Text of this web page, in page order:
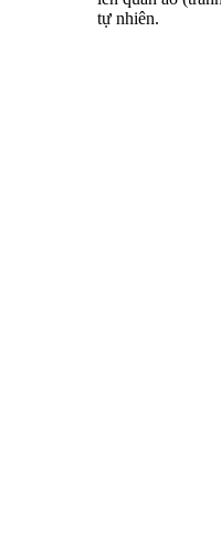
tự nhiên.